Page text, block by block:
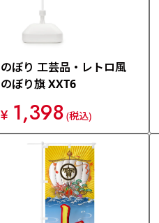
のぼり 工芸品・レトロ風
のぼり旗 XXT6
¥ 1,398 (税込)